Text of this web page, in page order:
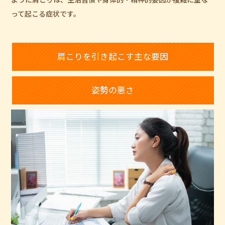
って起こる症状です。
肩こりを引き起こす主な要因
姿勢の悪さ